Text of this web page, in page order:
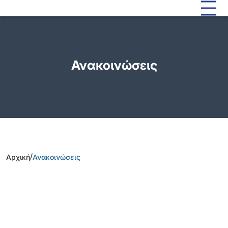
Ανακοινώσεις
Αρχική/Ανακοινώσεις